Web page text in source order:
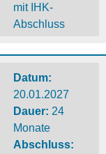
mit IHK-
Abschluss
Datum:
20.01.2027
Dauer: 24
Monate
Abschluss: